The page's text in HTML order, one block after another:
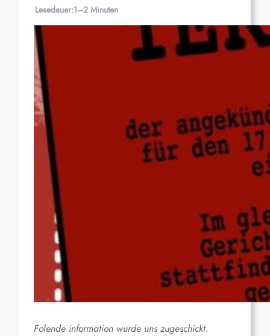
Lesedauer:1–2 Minuten
Folende information wurde uns zugeschickt.